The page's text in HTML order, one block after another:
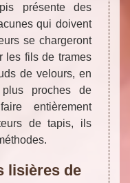
présente des
qui doivent
se chargeront
les fils de trames
de velours, en
proches de
entièrement
de tapis, ils
lisières de